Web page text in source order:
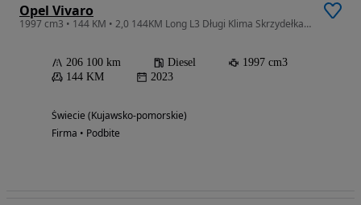
Opel Vivaro
1997 cm3 • 144 KM • 2,0 144KM Long L3 Długi Klima Skrzydełka nowy rozrząd Parktronik BDB
206 100 km Diesel
1997 cm3
144 KM
2023
Świecie (Kujawsko-pomorskie)
Firma • Podbite